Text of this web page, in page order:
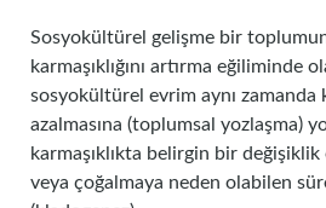
Sosyokültürel gelişme bir
karmaşıklığını artırma eğiliminde
sosyokültürel evrim aynı zamanda
azalmasına (toplumsal yozlaşma)
karmaşıklıkta belirgin bir değişiklik
veya çoğalmaya neden olabilen